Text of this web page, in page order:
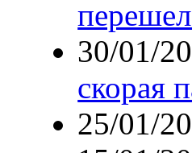
30/01/
скорая
25/01/